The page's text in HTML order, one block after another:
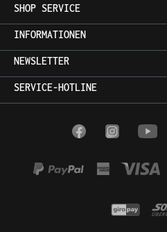
SHOP SERVICE
INFORMATIONEN
NEWSLETTER
SERVICE-HOTLINE